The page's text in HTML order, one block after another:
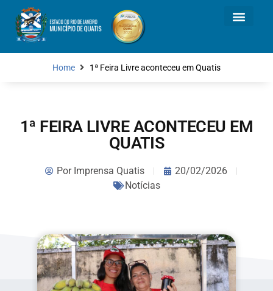
Home 1ª Feira Livre aconteceu em Quatis
1ª FEIRA LIVRE ACONTECEU EM
QUATIS
PorImprensa Quatis
20/02/2026
Notícias